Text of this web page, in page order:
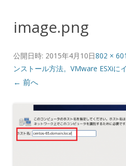
image.png
公開日時: 2015年4月10日802 × 601
ンストール方法。VMware ESXiに
← 前へ